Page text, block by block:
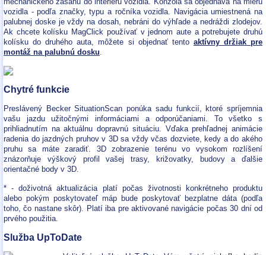
vozidla - podľa značky, typu a ročníka vozidla. Navigácia umiestnená na
palubnej doske je vždy na dosah, nebráni do výhľade a nedráždi zlodejov.
Ak chcete kolísku MagClick používať v jednom aute a potrebujete druhú
kolísku do druhého auta, môžete si objednať tento aktívny držiak pre
montáž na palubnú dosku.
Chytré funkcie
Preslávený Becker SituationScan ponúka sadu funkcií, ktoré spríjemnia
vašu jazdu užitočnými informáciami a odporúčaniami. To všetko s
prihliadnutím na aktuálnu dopravnú situáciu. Vďaka prehľadnej animácie
radenia do jazdných pruhov v 3D sa vždy včas dozviete, kedy a do akého
pruhu sa máte zaradiť. 3D zobrazenie terénu vo vysokom rozlíšení
znázorňuje výškový profil vašej trasy, križovatky, budovy a ďalšie
orientačné body v 3D.
* - doživotná aktualizácia platí počas životnosti konkrétneho produktu
alebo pokým poskytovateľ máp bude poskytovať bezplatne dáta (podľa
toho, čo nastane skôr). Platí iba pre aktivované navigácie počas 30 dní od
prvého použitia.
Služba UpToDate